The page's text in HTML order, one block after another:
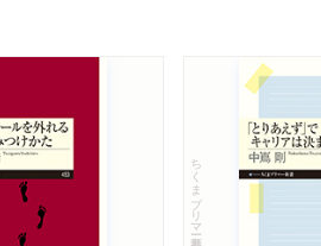
争が起きる二つのメカニズム」を知
定な情勢見通す理論」
ちくまプリマー新書